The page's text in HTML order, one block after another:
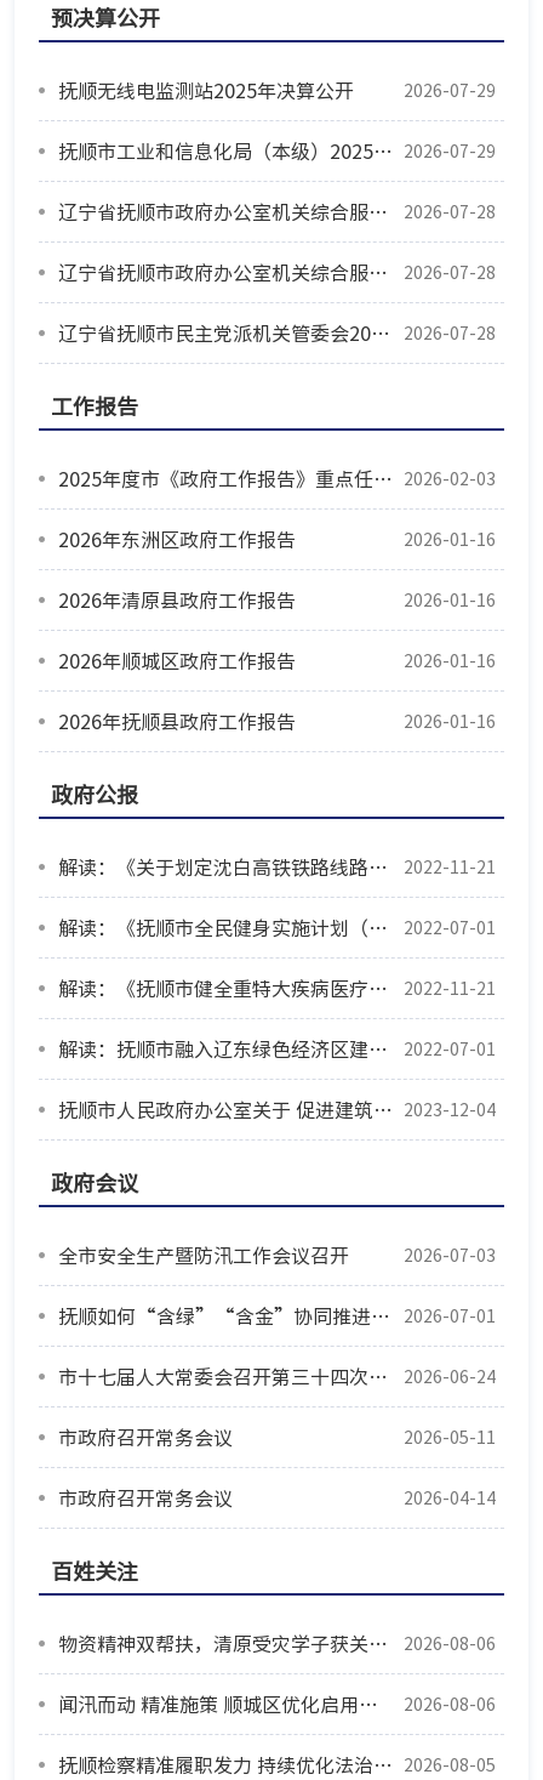
预决算公开
抚顺无线电监测站2025年决算公开 2026-07-29
抚顺市工业和信息化局（本级）2025年决算公开 2026-07-29
辽宁省抚顺市政府办公室机关综合服务中心2025年度公开报告 2026-07-28
辽宁省抚顺市政府办公室机关综合服务中心2025年度公开报告 2026-07-28
辽宁省抚顺市民主党派机关管委会2025年度部门决算 2026-07-28
工作报告
2025年度市《政府工作报告》重点任务落实情况 2026-02-03
2026年东洲区政府工作报告 2026-01-16
2026年清原县政府工作报告 2026-01-16
2026年顺城区政府工作报告 2026-01-16
2026年抚顺县政府工作报告 2026-01-16
政府公报
解读：《关于划定沈白高铁铁路线路安全保护区有关事项》 2022-11-21
解读：《抚顺市全民健身实施计划（2021-2025年）》 2022-07-01
解读：《抚顺市健全重特大疾病医疗保险和救助制度的工作方案》 2022-11-21
解读：抚顺市融入辽东绿色经济区建设实施方案（2022-2025年） 2022-07-01
抚顺市人民政府办公室关于 促进建筑业高质量发展的实施意见 2023-12-04
政府会议
全市安全生产暨防汛工作会议召开 2026-07-03
抚顺如何“含绿”“含金”协同推进？这场新闻发布会讲透了 2026-07-01
市十七届人大常委会召开第三十四次会议 2026-06-24
市政府召开常务会议 2026-05-11
市政府召开常务会议 2026-04-14
百姓关注
物资精神双帮扶，清原受灾学子获关爱重拾信心 2026-08-06
闻汛而动 精准施策 顺城区优化启用防汛安置点筑牢安全防线 2026-08-06
抚顺检察精准履职发力 持续优化法治化营商环境 2026-08-05